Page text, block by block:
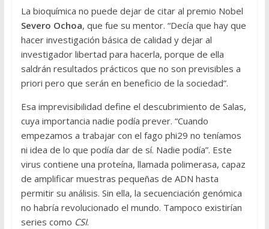
La bioquímica no puede dejar de citar al premio Nobel
Severo Ochoa, que fue su mentor. “Decía que hay que
hacer investigación básica de calidad y dejar al
investigador libertad para hacerla, porque de ella
saldrán resultados prácticos que no son previsibles a
priori pero que serán en beneficio de la sociedad”.
Esa imprevisibilidad define el descubrimiento de Salas,
cuya importancia nadie podía prever. “Cuando
empezamos a trabajar con el fago phi29 no teníamos
ni idea de lo que podía dar de sí. Nadie podía”. Este
virus contiene una proteína, llamada polimerasa, capaz
de amplificar muestras pequeñas de ADN hasta
permitir su análisis. Sin ella, la secuenciación genómica
no habría revolucionado el mundo. Tampoco existirían
series como CSI.